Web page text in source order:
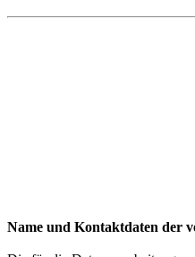
Name und Kontaktdaten der